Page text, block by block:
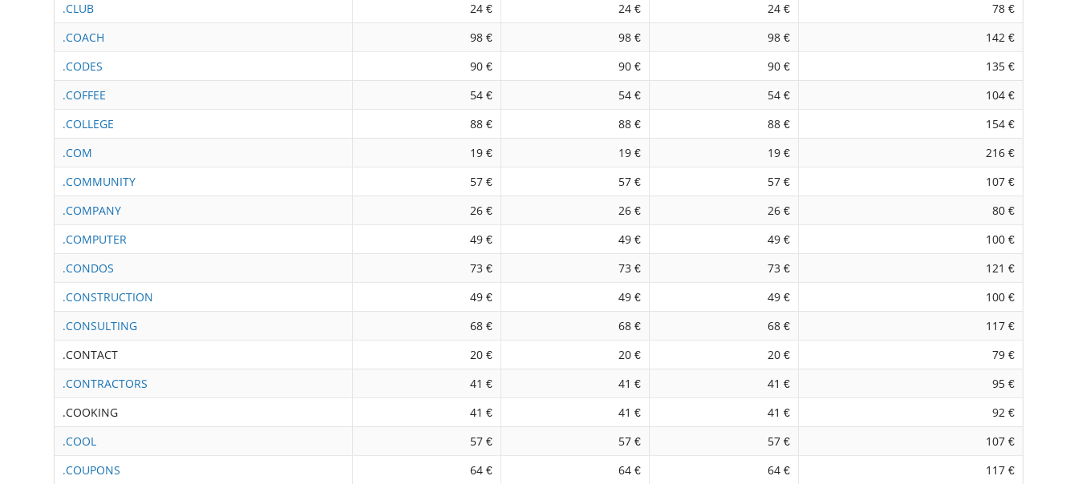
.CLUB
24 € 24 € 24 €
78 €
.COACH
98 € 98 € 98 €
142 €
.CODES
90 € 90 € 90 €
135 €
.COFFEE
54 € 54 € 54 €
104 €
.COLLEGE
88 € 88 € 88 €
154 €
.COM
19 € 19 € 19 €
216 €
.COMMUNITY
57 € 57 € 57 €
107 €
.COMPANY
26 € 26 € 26 €
80 €
.COMPUTER
49 € 49 € 49 €
100 €
.CONDOS
73 € 73 € 73 €
121 €
.CONSTRUCTION
49 € 49 € 49 €
100 €
.CONSULTING
68 € 68 € 68 €
117 €
.CONTACT
20 € 20 € 20 €
79 €
.CONTRACTORS
41 € 41 € 41 €
95 €
.COOKING
41 € 41 € 41 €
92 €
.COOL
57 € 57 € 57 €
107 €
.COUPONS
64 € 64 € 64 € 117 €